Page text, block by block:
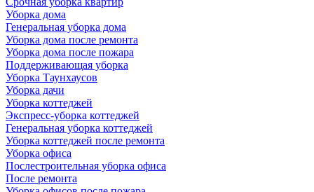
Уборка дома
Генеральная уборка дома
Уборка дома после ремонта
Уборка дома после пожара
Поддерживающая уборка
Уборка Таунхаусов
Уборка дачи
Уборка коттеджей
Экспресс-уборка коттеджей
Генеральная уборка коттеджей
Уборка коттеджей после ремонта
Уборка офиса
Послестроительная уборка офиса
После ремонта